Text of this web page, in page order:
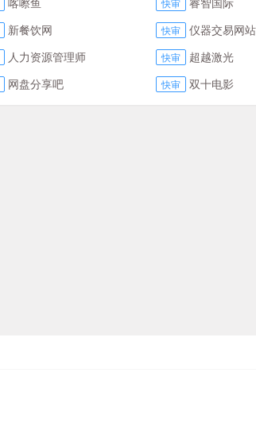
快审
新餐饮网 快审 仪器交易网站
人力资源管理师 快审 超越激光
网盘分享吧 快审 双十电影